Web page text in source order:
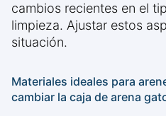
cambios recientes en el
limpieza. Ajustar estos
situación.
Materiales ideales para
cambiar la caja de arena